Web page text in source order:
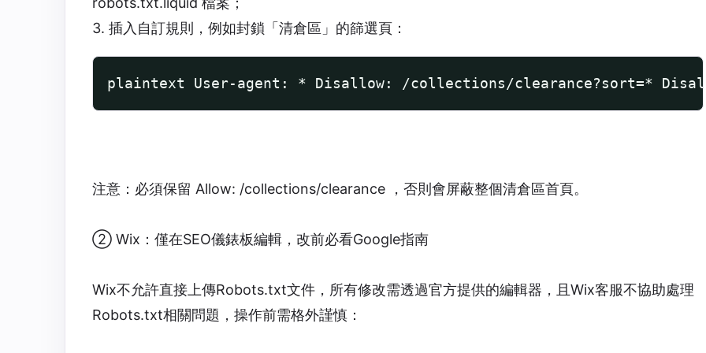
3. 插入自訂規則，例如封鎖「清倉區」的篩選頁：
plaintext User-agent: * Disallow: /collections/clearance?sort=*
注意：必須保留 Allow: /collections/clearance ，否則會屏蔽整個清倉區首頁。
② Wix：僅在SEO儀錶板編輯，改前必看Google指南
Wix不允許直接上傳Robots.txt文件，所有修改需透過官方提供的編輯器，且Wix客服不協助處理
Robots.txt相關問題，操作前需格外謹慎：